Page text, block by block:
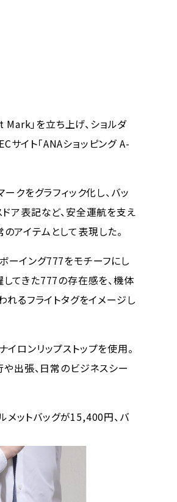
」を立ち上げ、ショルダ
サイト「ANAショッピング A-
クをグラフィック化し、バッ
ア表記など、安全運航を支え
アイテムとして表現した。
イング777をモチーフにし
てきた777の存在感を、機体
れるフライトタグをイメージし
ロンリップストップを使用。
や出張、日常のビジネスシー
ットバッグが15,400円、バ